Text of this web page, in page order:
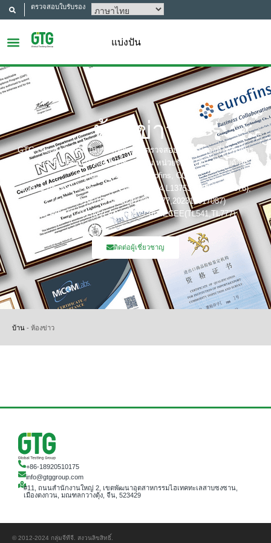
ตรวจสอบใบรับรอง
แบ่งปัน
ห้องข่าว
GTG Group เป็นหนึ่งในบริษัททดสอบ ตรวจสอบ และรับรองที่ได้รับการ
ยอมรับและมีชื่อเสียงมากที่สุดในประเทศจีน หน่วยรับรองที่ประกอบด้วย: UL,
ITS(Intertek),TÜV, Eurofins, CQC,
Bobies การรับรองซึ่งรวมถึง: CNAS(L6214,L13753,L18872,IB1376),
CMA(201819013768,202019014977,202319017087)
A2LA(6947.01), NVLAP(600177-0), IECEE(TL541,TL777)
ติดต่อผู้เชี่ยวชาญ
บ้าน - ห้องข่าว
+86-18920510175
info@gtggroup.com
#11, ถนนสำนักงานใหญ่ 2, เขตพัฒนาอุตสาหกรรมไฮเทคทะเลสาบซงซาน,
เมืองตงกวน, มณฑลกวางตุ้ง, จีน, 523429
© 2012-2024 กลุ่มจีทีจี. สงวนลิขสิทธิ์.